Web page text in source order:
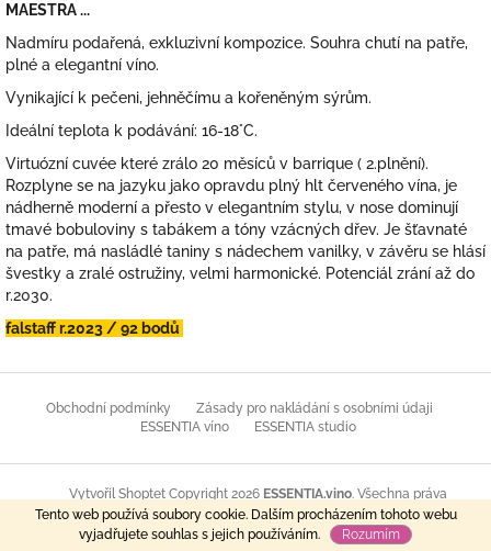
Tento web používá soubory cookie. Dalším procházením tohoto webu
vyjadřujete souhlas s jejich používáním.
Rozumím
MAESTRA ...
Nadmíru podařená, exkluzivní kompozice. Souhra chutí na patře,
plné a elegantní víno.
Vynikající k pečeni, jehněčímu a kořeněným sýrům.
Ideální teplota k podávání: 16-18°C.
Virtuózní cuvée které zrálo 20 měsíců v barrique ( 2.plnění).
Rozplyne se na jazyku jako opravdu plný hlt červeného vína, je
nádherně moderní a přesto v elegantním stylu, v nose dominují
tmavé bobuloviny s tabákem a tóny vzácných dřev. Je šťavnaté
na patře, má nasládlé taniny s nádechem vanilky, v závěru se hlásí
švestky a zralé ostružiny, velmi harmonické. Potenciál zrání až do
r.2030.
falstaff r.2023 / 92 bodů
a
í
Obchodní podmínky
Zásady pro nakládání s osobními údaji
ESSENTIA víno
ESSENTIA studio
Vytvořil Shoptet Copyright 2026 ESSENTIA.vino. Všechna práva
vyhrazena.